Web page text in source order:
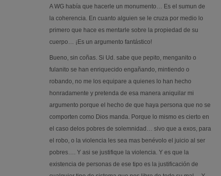
A WG había que hacerle un monumento… Es el sumun de
la coherencia. En cuanto alguien se le cruza por medio lo
primero que hace es mentarle sobre la propiedad de su
cuerpo… ¡Es un argumento fantástico!
Bueno, sin coñas. Si Ud. sabe que pepito, menganito o
fulanito se han enriquecido engañando, mintiendo o
robando, no me los equipare a quienes lo han hecho
honradamente y pretenda de esa manera aniquilar mi
argumento porque el hecho de que haya persona que no se
comporten como Dios manda. Porque lo mismo es cierto en
el caso delos pobres de solemnidad… slvo que a exos, para
el robo, o la violencia les sea mas benévolo el juicio al ser
pobres…. Y asi se justifique la violencia. Y es que la
existencia de personas de ese tipo es la justificación de